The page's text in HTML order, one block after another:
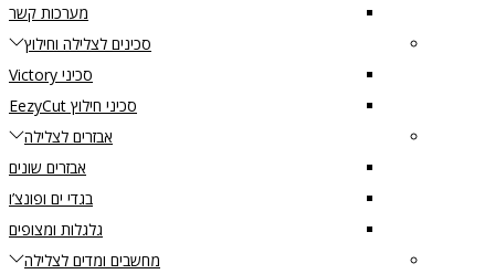
מערכות קשר
סכינים לצלילה וחילוץ
סכיני Victory
סכיני חילוץ EezyCut
אבזרים לצלילה
אבזרים שונים
בגדי ים ופונצ’ו
גלגלות ומצופים
מחשבים ומדים לצלילה